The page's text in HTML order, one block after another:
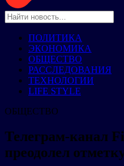
ПОЛИТИКА
ЭКОНОМИКА
ОБЩЕСТВО
РАССЛЕДОВАНИЯ
ТЕХНОЛОГИИ
LIFE STYLE
ОБЩЕСТВО
Телеграм-канал
преодолел